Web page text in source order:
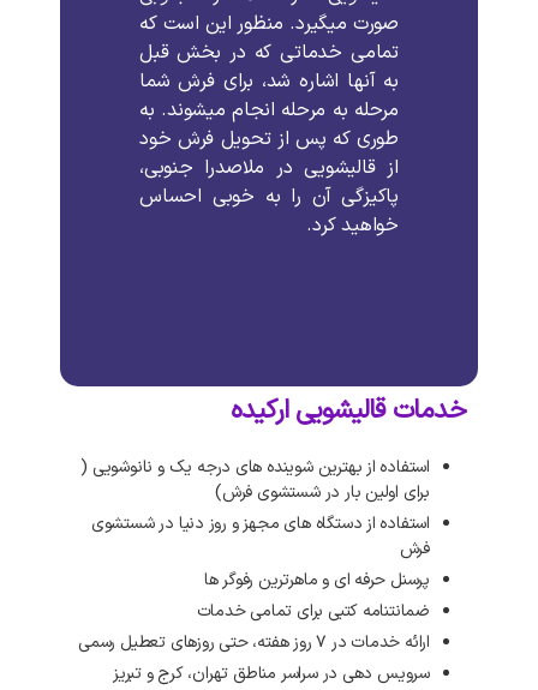
صورت میگیرد. منظور این است که
تمامی خدماتی که در بخش قبل
به آنها اشاره شد، برای فرش شما
مرحله به مرحله انجام میشوند. به
طوری که پس از تحویل فرش خود
از قالیشویی در ملاصدرا جنوبی،
پاکیزگی آن را به خوبی احساس
خواهید کرد.
خدمات قالیشویی ارکیده
استفاده از بهترین شوینده های درجه یک و نانوشویی (
برای اولین بار در شستشوی فرش)
استفاده از دستگاه های مجهز و روز دنیا در شستشوی
فرش
پرسنل حرفه ای و ماهرترین رفوگر ها
ضمانتنامه کتبی برای تمامی خدمات
ارائه خدمات در ۷ روز هفته، حتی روزهای تعطیل رسمی
سرویس دهی در سراسر مناطق تهران، کرج و تبریز